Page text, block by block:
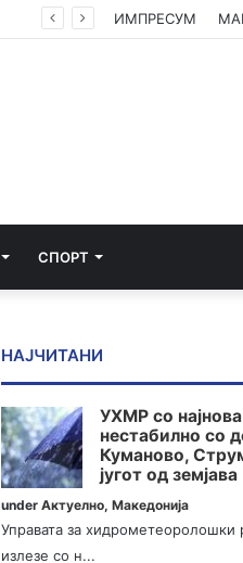
ИМПРЕСУМ
СПОРТ
НАЈЧИТАНИ
УХМР со
нестабилно со
Куманово,
југот од земјава
underАктуелно,Македонија
Управата за
излезе со н...